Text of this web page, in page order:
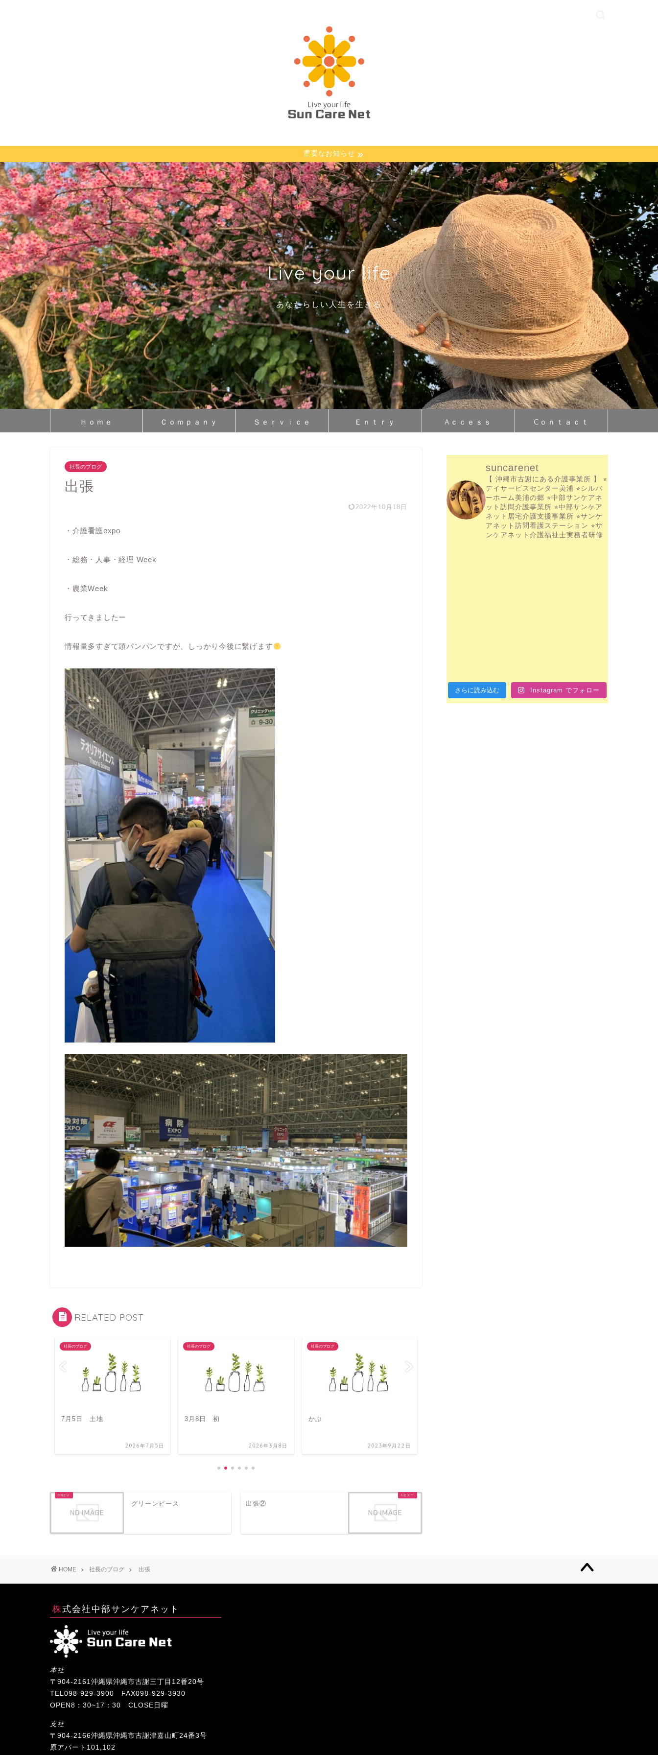
重要なお知らせ
Live your life
あなたらしい人生を生きる
Ｈｏｍｅ Ｃｏｍｐａｎｙ Ｓｅｒｖｉｃｅ Ｅｎｔｒｙ Aｃｃｅｓｓ Cｏｎｔａｃｔ
社長のブログ
出張
2022年10月18日
・介護看護expo
・総務・人事・経理 Week
・農業Week
行ってきましたー
情報量多すぎて頭パンパンですが、しっかり今後に繋げます
RELATED POST
社長のブログ
7月5日 土地
2026年7月5日
社長のブログ
3月8日 初
2026年3月8日
社長のブログ
かぶ
2023年9月22日
グリーンピース 出張②
suncarenet
【 沖縄市古謝にある介護事業所 】
⭐︎
デイサービスセンター美浦 ⭐︎シルバ
ーホーム美浦の郷 ⭐︎中部サンケアネ
ット訪問介護事業所 ⭐︎中部サンケア
ネット居宅介護支援事業所 ⭐︎サンケ
アネット訪問看護ステーション ⭐︎サ
ンケアネット介護福祉士実務者研修
さらに読み込む Instagram でフォロー
HOME 社長のブログ 出張
株式会社中部サンケアネット
本社
〒904-2161沖縄県沖縄市古謝三丁目12番20号
TEL098-929-3900 FAX098-929-3930
OPEN8：30~17：30 CLOSE日曜
支社
〒904-2166沖縄県沖縄市古謝津嘉山町24番3号
原アパート101,102